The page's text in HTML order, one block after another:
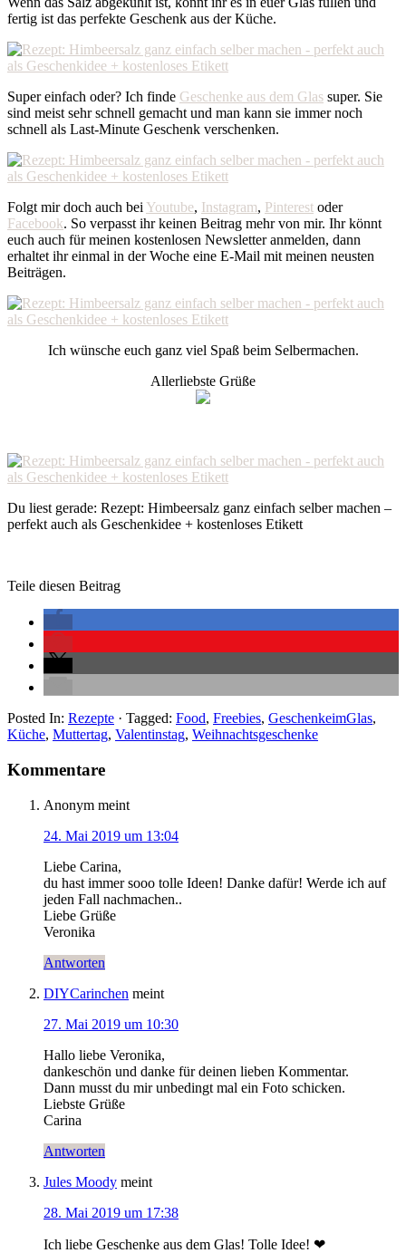
fertig ist das perfekte Geschenk aus der Küche.
Super einfach oder? Ich finde Geschenke aus dem Glas super. Sie
sind meist sehr schnell gemacht und man kann sie immer noch
schnell als Last-Minute Geschenk verschenken.
Folgt mir doch auch bei Youtube, Instagram, Pinterest oder
Facebook. So verpasst ihr keinen Beitrag mehr von mir. Ihr könnt
euch auch für meinen kostenlosen Newsletter anmelden, dann
erhaltet ihr einmal in der Woche eine E-Mail mit meinen neusten
Beiträgen.
Ich wünsche euch ganz viel Spaß beim Selbermachen.
Allerliebste Grüße
Du liest gerade: Rezept: Himbeersalz ganz einfach selber machen –
perfekt auch als Geschenkidee + kostenloses Etikett
Teile diesen Beitrag
Posted In: Rezepte · Tagged: Food, Freebies, GeschenkeimGlas,
Küche, Muttertag, Valentinstag, Weihnachtsgeschenke
Kommentare
Anonym meint
24. Mai 2019 um 13:04
Liebe Carina,
du hast immer sooo tolle Ideen! Danke dafür! Werde ich auf
jeden Fall nachmachen..
Liebe Grüße
Veronika
Antworten
DIYCarinchen meint
27. Mai 2019 um 10:30
Hallo liebe Veronika,
dankeschön und danke für deinen lieben Kommentar.
Dann musst du mir unbedingt mal ein Foto schicken.
Liebste Grüße
Carina
Antworten
Jules Moody meint
28. Mai 2019 um 17:38
Ich liebe Geschenke aus dem Glas! Tolle Idee! ❤